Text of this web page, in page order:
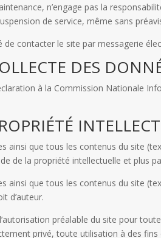
n’engage pas la
de service, même sans
de contacter le site par messagerie
DES
à la Commission Nationale
ainsi que tous les contenus du site
de la propriété intellectuelle et plus
ainsi que tous les contenus du site
d’auteur.
préalable du site pour
privé, toute utilisation à des